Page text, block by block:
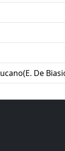
De